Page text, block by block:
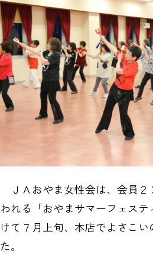
ＪＡおやま女性会は、会員２
われる「おやまサマーフェス
けて７月上旬、本店でよさこ
た。